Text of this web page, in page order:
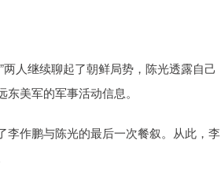
人继续聊起了朝鲜局势，陈光透露自己
美军的军事活动信息。
李作鹏与陈光的最后一次餐叙。从此，李